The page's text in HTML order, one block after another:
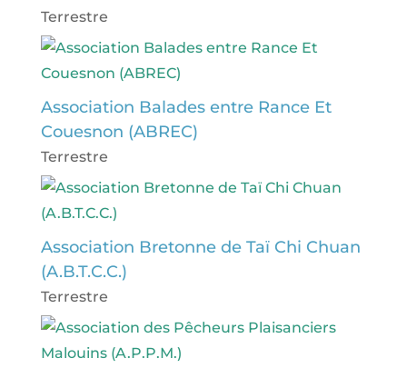
Terrestre
Association Balades entre Rance Et
Couesnon (ABREC)
Terrestre
Association Bretonne de Taï Chi Chuan
(A.B.T.C.C.)
Terrestre